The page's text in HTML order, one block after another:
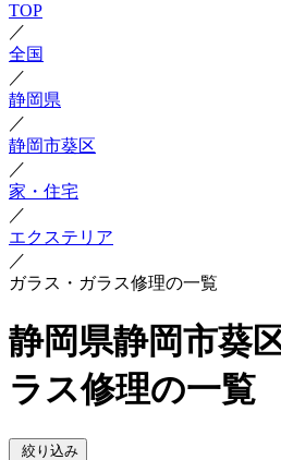
TOP
／
全国
／
静岡県
／
静岡市葵区
／
家・住宅
／
エクステリア
／
ガラス・ガラス修理の一覧
静岡県静岡市葵
ラス修理の一覧
絞り込み